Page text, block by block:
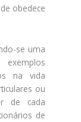
obedece
se uma
exemplos
na vida
ou
de cada
de